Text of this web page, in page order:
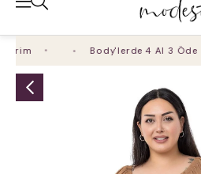
Body'lerde 4 Al 3 Öde